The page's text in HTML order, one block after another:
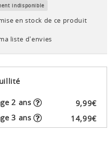
indisponible
en stock de ce produit
liste d'envies
2 ans 9,99€
3 ans
14,99€